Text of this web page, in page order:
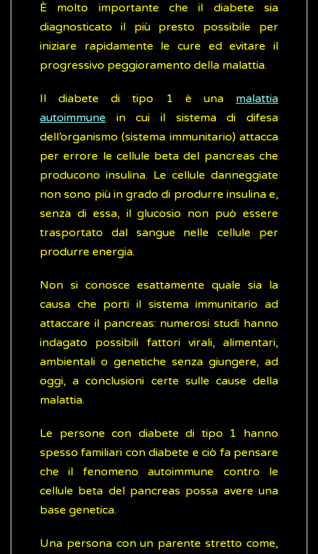
È molto importante che il diabete sia
diagnosticato il più presto possibile per
iniziare rapidamente le cure ed evitare il
progressivo peggioramento della malattia.
Il diabete di tipo 1 è una malattia
autoimmune in cui il sistema di difesa
dell’organismo (sistema immunitario) attacca
per errore le cellule beta del pancreas che
producono insulina. Le cellule danneggiate
non sono più in grado di produrre insulina e,
senza di essa, il glucosio non può essere
trasportato dal sangue nelle cellule per
produrre energia.
Non si conosce esattamente quale sia la
causa che porti il sistema immunitario ad
attaccare il pancreas: numerosi studi hanno
indagato possibili fattori virali, alimentari,
ambientali o genetiche senza giungere, ad
oggi, a conclusioni certe sulle cause della
malattia.
Le persone con diabete di tipo 1 hanno
spesso familiari con diabete e ciò fa pensare
che il fenomeno autoimmune contro le
cellule beta del pancreas possa avere una
base genetica.
Una persona con un parente stretto come,